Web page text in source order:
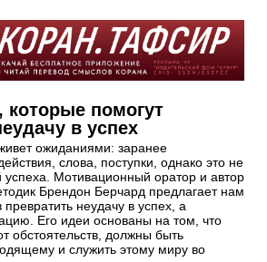
которые помогут
в успех
ожиданиями: заранее
слова, поступки, однако это не
успеха. Мотивационный оратор и автор
Брендон Берчард предлагает нам
превратить неудачу в успех, а
Его идеи основаны на том, что
обстоятельств, должны быть
и служить этому миру во